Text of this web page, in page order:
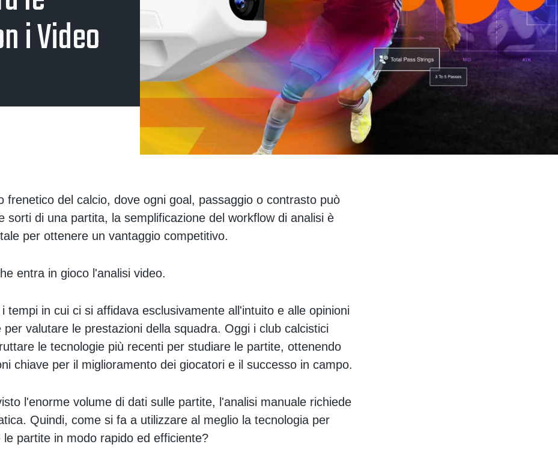
i Video
frenetico del calcio, dove ogni goal, passaggio o contrasto può
sorti di una partita, la semplificazione del workflow di analisi è
per ottenere un vantaggio competitivo.
entra in gioco l'analisi video.
tempi in cui ci si affidava esclusivamente all'intuito e alle opinioni
per valutare le prestazioni della squadra. Oggi i club calcistici
le tecnologie più recenti per studiare le partite, ottenendo
chiave per il miglioramento dei giocatori e il successo in campo.
l'enorme volume di dati sulle partite, l'analisi manuale richiede
Quindi, come si fa a utilizzare al meglio la tecnologia per
le partite in modo rapido ed efficiente?